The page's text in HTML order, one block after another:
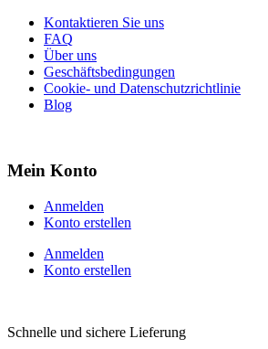
Kontaktieren Sie uns
FAQ
Über uns
Geschäftsbedingungen
Cookie- und Datenschutzrichtlinie
Blog
Mein Konto
Anmelden
Konto erstellen
Anmelden
Konto erstellen
Schnelle und sichere Lieferung